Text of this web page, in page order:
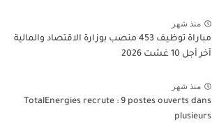
منذ شهر
مباراة توظيف 453 منصب بوزارة الاقتصاد والمالية
آخر أجل 10 غشت 2026
منذ شهر
TotalEnergies recrute : 9 postes ouverts dans
plusieurs